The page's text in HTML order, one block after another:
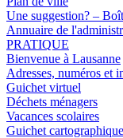
Une suggestion? –
Annuaire de
PRATIQUE
Bienvenue à Lausanne
Adresses, numéros et
Guichet virtuel
Déchets ménagers
Vacances scolaires
Guichet cartographique